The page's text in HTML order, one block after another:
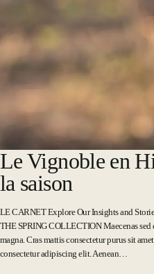
Le Vignoble en
la saison
LE CARNET Explore Our Insights and
THE SPRING COLLECTION Maecenas
magna. Cras mattis consectetur purus sit
consectetur adipiscing elit. Aenean…